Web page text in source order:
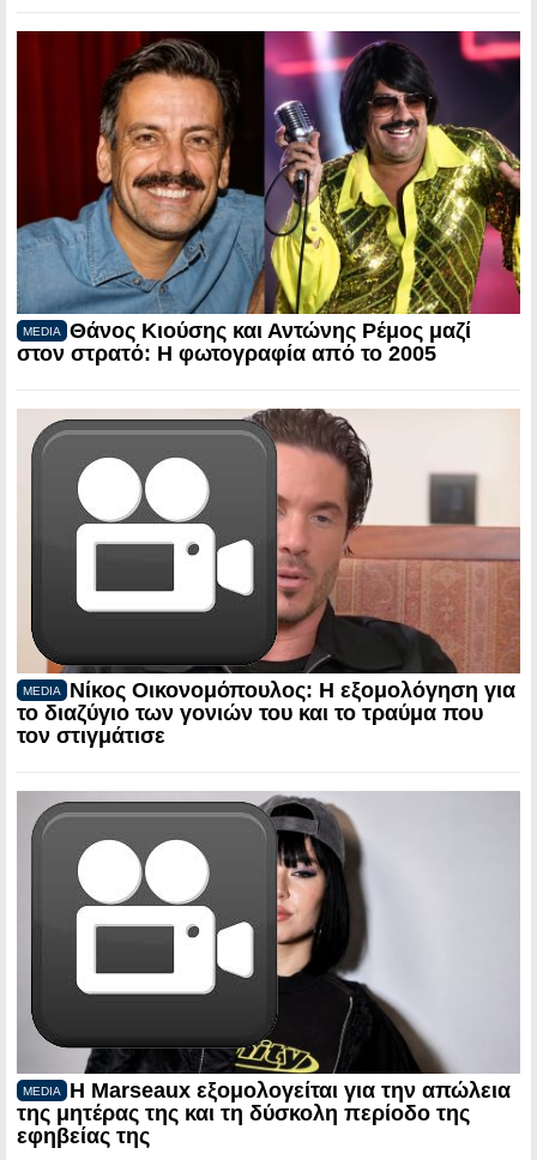
MEDIA
Θάνος Κιούσης και Αντώνης Ρέμος μαζί
στον στρατό: Η φωτογραφία από το 2005
MEDIA
Νίκος Οικονομόπουλος: Η εξομολόγηση για
το διαζύγιο των γονιών του και το τραύμα που
τον στιγμάτισε
MEDIA
Η Marseaux εξομολογείται για την απώλεια
της μητέρας της και τη δύσκολη περίοδο της
εφηβείας της